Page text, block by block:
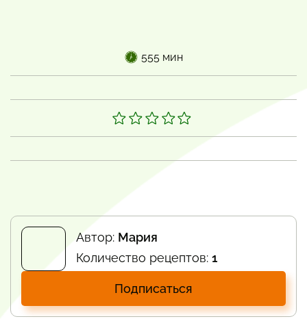
555 мин
Автор: Мария
Количество рецептов: 1
Подписаться